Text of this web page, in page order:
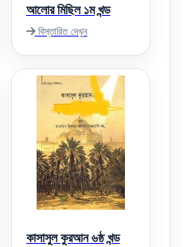
আলোর মিছিল ১ম খন্ড
বিস্তারিত দেখুন
কাসাসুল কুরআন ৬ষ্ঠ খন্ড